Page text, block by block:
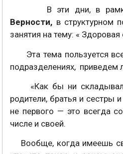
В эти дни, в рамках
Верности, в структурном
занятия на тему: «
Эта тема пользуется
подразделениях, приведем
«Как бы ни
родители, братья и сестры
не первого — это всегда
числе и своей.
Вообще, когда имеешь